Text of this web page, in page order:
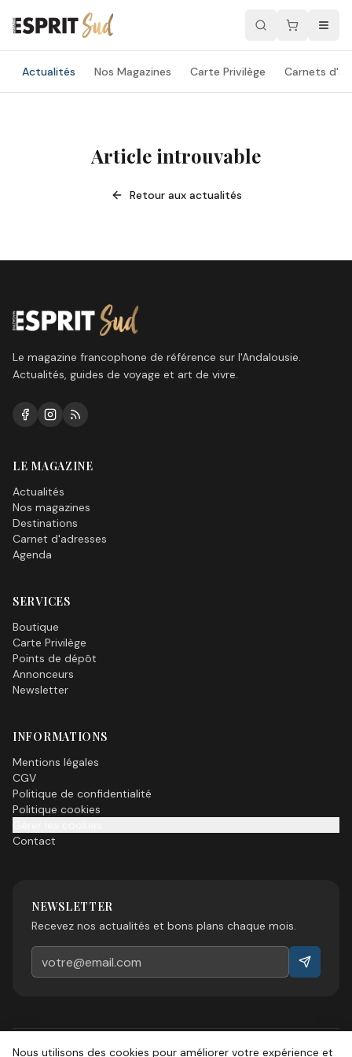
Actualités Nos Magazines Carte Privilège Carnets
Article introuvable
Retour aux actualités
Le magazine francophone de référence sur l'Andalousie.
Actualités, guides de voyage et art de vivre.
LE MAGAZINE
Actualités
Nos magazines
Destinations
Carnet d'adresses
Agenda
SERVICES
Boutique
Carte Privilège
Points de dépôt
Annonceurs
Newsletter
INFORMATIONS
Mentions légales
CGV
Politique de confidentialité
Politique cookies
Contact
NEWSLETTER
Recevez nos actualités et bons plans chaque mois.
Nous utilisons des cookies pour améliorer votre expérience et